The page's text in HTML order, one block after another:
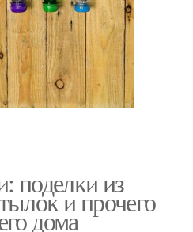
поделки из
и прочего
дома